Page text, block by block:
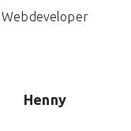
Webdeveloper
Henny